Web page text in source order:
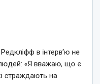
в інтерв’ю не
людей: «Я вважаю, що є
страждають на